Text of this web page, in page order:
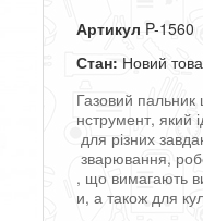
Артикул P-1560
Стан: Новий
Газовий пальник
нструмент,який
для різних
зварювання,
, що вимагають
и,а також для